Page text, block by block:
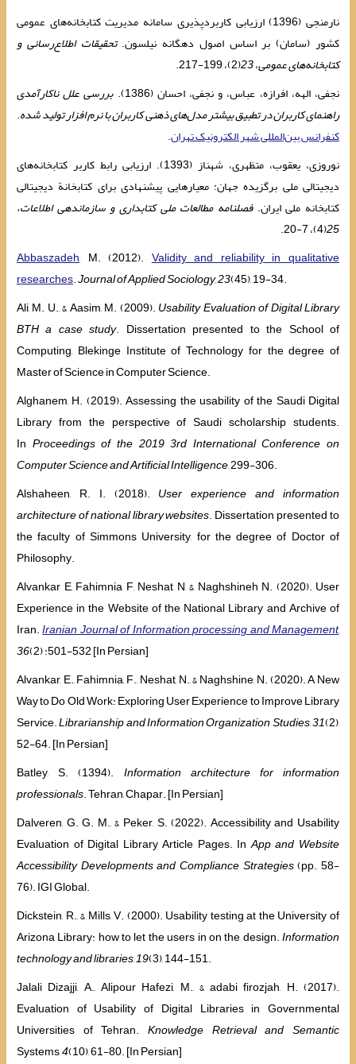
نارمنجی (1396) ارزیابی کاربردپذیری سامانه مدیریت کتابخانه‌های عمومی
کشور (سامان) بر اساس اصول دهگانه نیلسون.تحقیقات اطلاع‌رسانی و
کتابخانه‌های عمومی،23(2)، 199-217.
نجفی، الهه، افرازه، عباس، و نجفی، احسان (1386).
بررسی علل ناکارآمدی
راهنمای کاربران در تطبیق بیشتر مدل‌های ذهنی کاربران با نرم افزار تولید شده.‎
کنفرانس بین‌المللی شهر الکترونیک تهران.
نوروزی، یعقوب، متظهری، شهناز (1393). ارزیابی رابط کاربر کتابخانه‌های
دیجیتالی ‌‌‌ملی برگزیده جهان: معیارهایی پیشنهادی برای کتابخانة دیجیتالی
کتابخانه ‌‌‌ملی ایران.فصلنامه مطالعات ‌‌‌ملی کتابداری و سازماندهی اطلاعات،
25(4)، 7-20.‎
Abbaszadeh, M. (2012).Validity and reliability in qualitative
researches.Journal of Applied Sociology, 23(45), 19-34.
Ali, M. U., & Aasim, M. (2009).Usability Evaluation of Digital Library
BTH a case study. Dissertation presented to the School of
Computing, Blekinge Institute of Technology for the degree of
Master of Science in Computer Science.
Alghanem, H. (2019). Assessing the usability of the Saudi Digital
Library from the perspective of Saudi scholarship students.
In Proceedings of the 2019 3rd International Conference on
Computer Science and Artificial Intelligence, 299-306.
Alshaheen, R. I. (2018). User experience and information
architecture of national library websites. Dissertation presented to
the faculty of Simmons University, for the degree of Doctor of
Philosophy.
Alvankar E, Fahimnia F, Neshat N, & Naghshineh N. (2020). User
Experience in the Website of the National Library and Archive of
Iran.Iranian Journal of Information processing and Management,
36(2) :501-532 [In Persian]
Alvankar, E., Fahimnia, F., Neshat, N., & Naghshine, N. (2020). A New
Way to Do Old Work: Exploring User Experience to Improve Library
Service.Librarianship and Information Organization Studies,31(2),
52-64. [In Persian]
Batley, S. (1394). Information architecture for information
professionals. Tehran, Chapar. [In Persian]
Dalveren, G. G. M., & Peker, S. (2022). Accessibility and Usability
Evaluation of Digital Library Article Pages. InApp and Website
Accessibility Developments and Compliance Strategies(pp. 58-
76). IGI Global.
Dickstein, R., & Mills, V. (2000). Usability testing at the University of
Arizona Library: how to let the users in on the design.Information
technology and libraries,19(3), 144-151.
Jalali Dizajji, A., Alipour Hafezi, M., & adabi firozjah, H. (2017).
Evaluation of Usability of Digital Libraries in Governmental
Universities of Tehran. Knowledge Retrieval and Semantic
Systems,4(10), 61-80. [In Persian]